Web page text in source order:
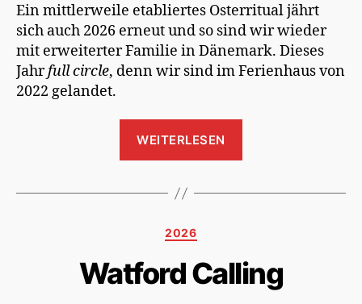
Ein mittlerweile etabliertes Osterritual jährt
sich auch 2026 erneut und so sind wir wieder
mit erweiterter Familie in Dänemark. Dieses
Jahrfull circle, denn wir sind im Ferienhaus von
2022 gelandet.
WEITERLESEN
Kategorien
2026
Watford Calling